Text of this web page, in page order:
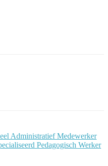
Administratief Medewerker
Pedagogisch Werker